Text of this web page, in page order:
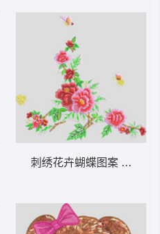
刺绣花卉蝴蝶图案 靓花 时